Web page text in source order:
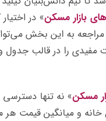
بازار مسکن» در اختیار
به این بخش
مفیدی را در قالب جدول
مسکن» نه تنها دسترسی
و میانگین قیمت هر